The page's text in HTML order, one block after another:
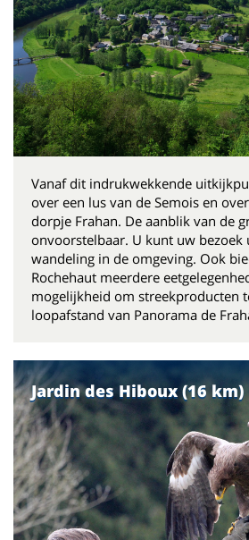
Vanaf dit indrukwekkende
over een lus van de Semois en
dorpje Frahan. De aanblik van de
onvoorstelbaar. U kunt uw bezoek
wandeling in de omgeving. Ook
Rochehaut meerdere
mogelijkheid om streekproducten
loopafstand van Panorama de
Jardin des Hiboux (16 km)